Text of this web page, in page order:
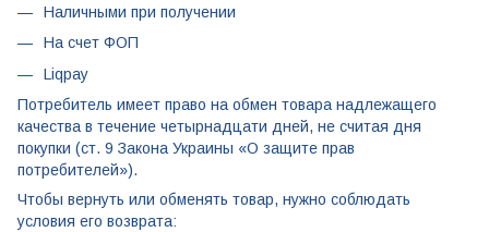
Наличными при получении
На счет ФОП
Liqpay
Потребитель имеет право на обмен товара надлежащего
качества в течение четырнадцати дней, не считая дня
покупки (ст. 9 Закона Украины «О защите прав
потребителей»).
Чтобы вернуть или обменять товар, нужно соблюдать
условия его возврата: